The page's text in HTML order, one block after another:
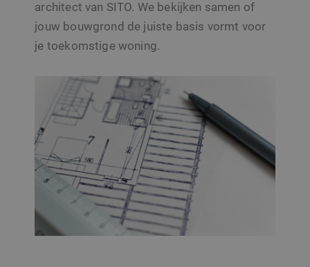
architect van SITO. We bekijken samen of
jouw bouwgrond de juiste basis vormt voor
je toekomstige woning.